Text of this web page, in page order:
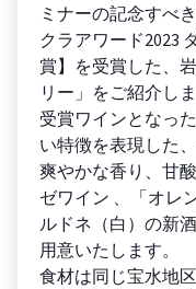
ミナーの記念すべ
クラアワード2023
賞】を受賞した、
リー」をご紹介しま
受賞ワインとなっ
い特徴を表現した
爽やかな香り、甘
ゼワイン 、「オレ
ルドネ（白）の新
用意いたします。
食材は同じ宝水地